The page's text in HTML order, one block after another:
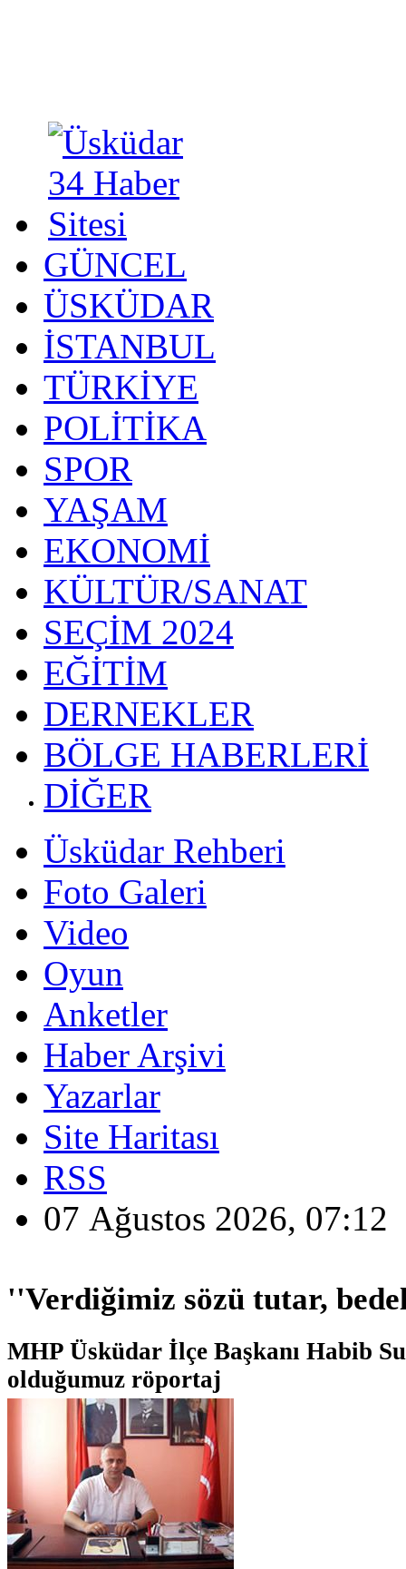
GÜNCEL
ÜSKÜDAR
İSTANBUL
TÜRKİYE
POLİTİKA
SPOR
YAŞAM
EKONOMİ
KÜLTÜR/SANAT
SEÇİM 2024
EĞİTİM
DERNEKLER
BÖLGE HABERLERİ
DİĞER
Üsküdar Rehberi
Foto Galeri
Video
Oyun
Anketler
Haber Arşivi
Yazarlar
Site Haritası
RSS
07 Ağustos 2026, 07:12
''Verdiğimiz sözü tutar,
MHP Üsküdar İlçe Başkanı Habib
olduğumuz röportaj